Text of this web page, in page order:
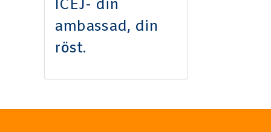
ICEJ- din
ambassad, din
röst.